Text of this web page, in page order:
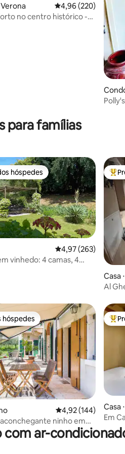
4,96 de uma
4,96 (220)
no centro histórico -
para famílias
de 5, 125 avaliações
preferidos dos hóspedes
hóspedes
4,97 de uma
4,97 (263)
vinhedo: 4 camas, 4
Casa
Al
de 5, 266 avaliações
hóspedes
hóspedes
4,92 de uma
4,92 (144)
ninho em
Casa
Em
ar-